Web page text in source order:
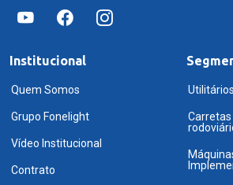
Institucional
Quem Somos
Grupo Fonelight
Vídeo Institucional
Contrato